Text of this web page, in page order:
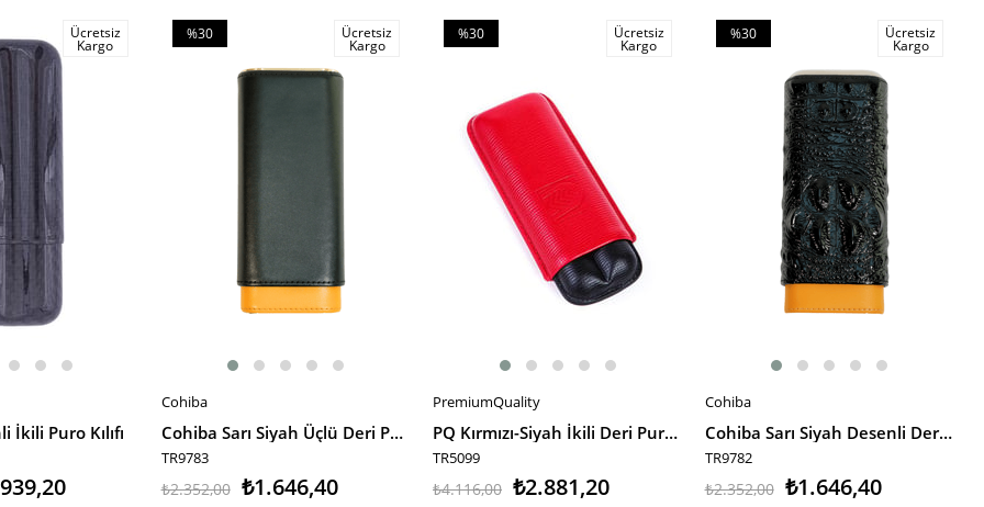
Ücretsiz
Kargo
İkili Puro Kılıfı
SEPETE EKLE
%30
%30İndirim
Ücretsiz
Kargo
Cohiba
Cohiba Sarı Siyah Üçlü Deri Puro Kılıfı
TR9783
₺1.646,40
₺2.352,00
SEPETE EKLE
%30
Ücretsiz
Kargo
PremiumQuality
PQ Kırmızı-Siyah İkili Deri Puro Kılıfı
TR5099
₺2.881,20
₺4.116,00
SEPETE EKLE
%30
%30İndirim
Ücretsiz
Kargo
Cohiba
Cohiba Sarı Siyah Desenli Deri Puro Kılıfı
TR9782
₺1.646,40
₺2.352,00